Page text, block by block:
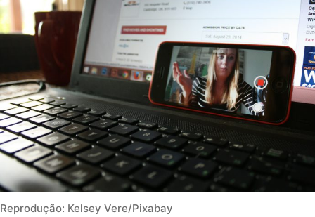
Reprodução: Kelsey Vere/Pixabay